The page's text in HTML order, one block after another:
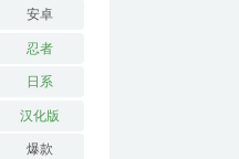
安卓
忍者
日系
汉化版
爆款